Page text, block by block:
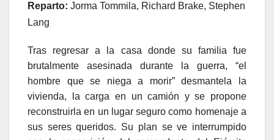
Reparto: Jorma Tommila, Richard Brake, Stephen
Lang
Tras regresar a la casa donde su familia fue
brutalmente asesinada durante la guerra, “el
hombre que se niega a morir” desmantela la
vivienda, la carga en un camión y se propone
reconstruirla en un lugar seguro como homenaje a
sus seres queridos. Su plan se ve interrumpido